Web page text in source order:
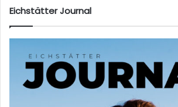
Eichstätter Journal